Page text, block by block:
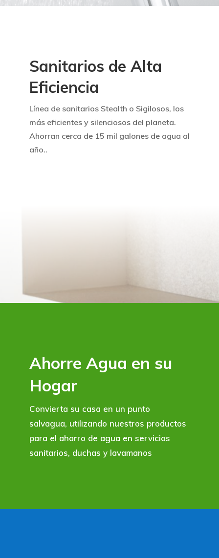
Sanitarios de Alta
Eficiencia
Línea de sanitarios Stealth o Sigilosos, los
más eficientes y silenciosos del planeta.
Ahorran cerca de 15 mil galones de agua al
año..
Ahorre Agua en su
Hogar
Convierta su casa en un punto
salvagua, utilizando nuestros productos
para el ahorro de agua en servicios
sanitarios, duchas y lavamanos